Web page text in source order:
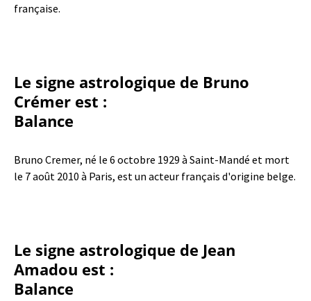
française.
Le signe astrologique de Bruno
Crémer est :
Balance
Bruno Cremer, né le 6 octobre 1929 à Saint-Mandé et mort
le 7 août 2010 à Paris, est un acteur français d'origine belge.
Le signe astrologique de Jean
Amadou est :
Balance